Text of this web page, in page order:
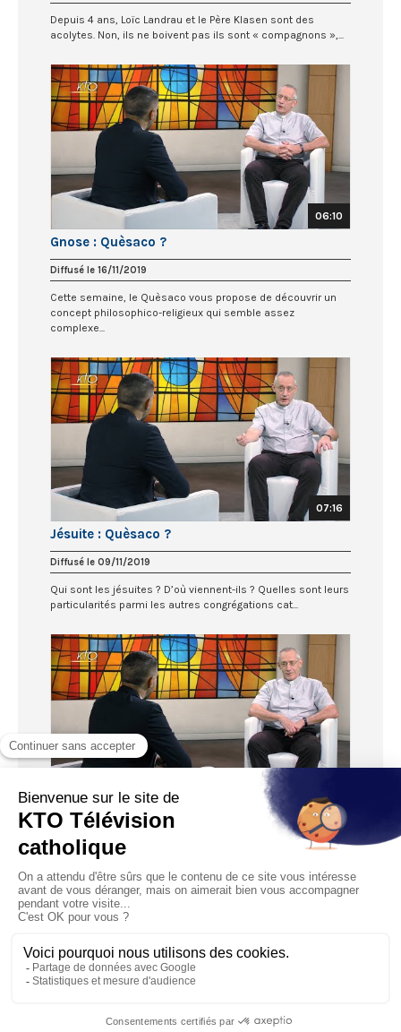
Depuis 4 ans, Loïc Landrau et le Père Klasen sont des
acolytes. Non, ils ne boivent pas ils sont « compagnons »,...
06:10
Gnose : Quèsaco ?
Diffusé le 16/11/2019
Cette semaine, le Quèsaco vous propose de découvrir un
concept philosophico-religieux qui semble assez
complexe...
07:16
Jésuite : Quèsaco ?
Diffusé le 09/11/2019
Qui sont les jésuites ? D’où viennent-ils ? Quelles sont leurs
particularités parmi les autres congrégations cat...
Oraison : Quèsaco ?
Diffusé le 02/11/2019
la rue, le mot « oraison » évoque principalement l’...